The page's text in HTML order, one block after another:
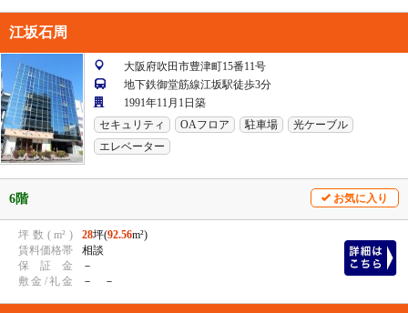
江坂石周
大阪府吹田市豊津町15番11号
地下鉄御堂筋線江坂駅徒歩3分
1991年11月1日築
セキュリティ
OAフロア 駐車場
光ケーブル
エレベーター
6階 お気に入り
坪 数 ( m² ) 28坪(92.56m²)
賃料価格帯
相談
保
証 金
－
敷 金 /礼金 － －